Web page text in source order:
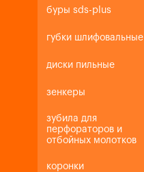
буры sds-plus
губки шлифовальные
диски пильные
зенкеры
зубила для
перфораторов и
отбойных молотков
коронки